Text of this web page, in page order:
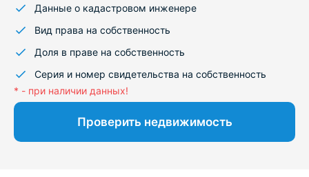
Данные о кадастровом инженере
Вид права на собственность
Доля в праве на собственность
Серия и номер свидетельства на собственность
* - при наличии данных!
Проверить недвижимость